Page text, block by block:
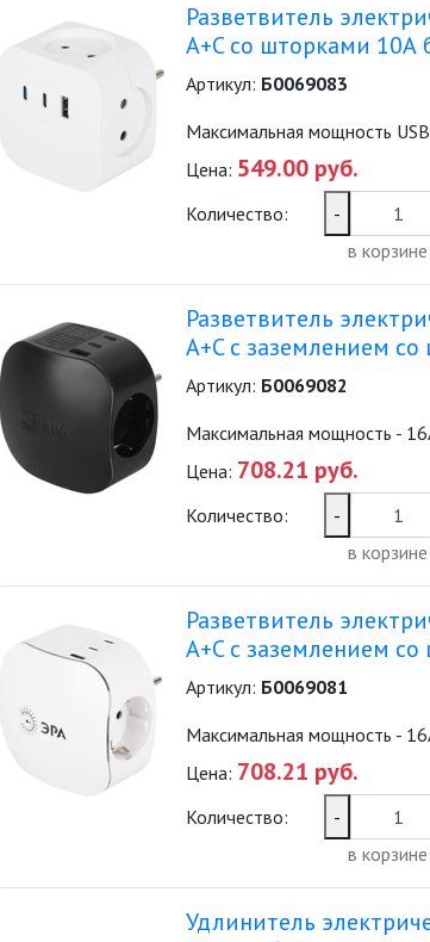
Разветвитель
A+C со шторками 10А
Артикул: Б0069083
Максимальная мощность
Цена: 549.00 руб.
Количество: -
в корзине
Разветвитель
A+C с заземлением
Артикул: Б0069082
Максимальная мощность -
Цена: 708.21 руб.
Количество: -
в корзине
Разветвитель
A+C с заземлением
Артикул: Б0069081
Максимальная мощность -
Цена: 708.21 руб.
Количество: -
в корзине
Удлинитель